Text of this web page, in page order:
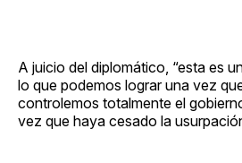
A juicio del diplomático, “esta es
lo que podemos lograr una vez
controlemos totalmente el
vez que haya cesado la